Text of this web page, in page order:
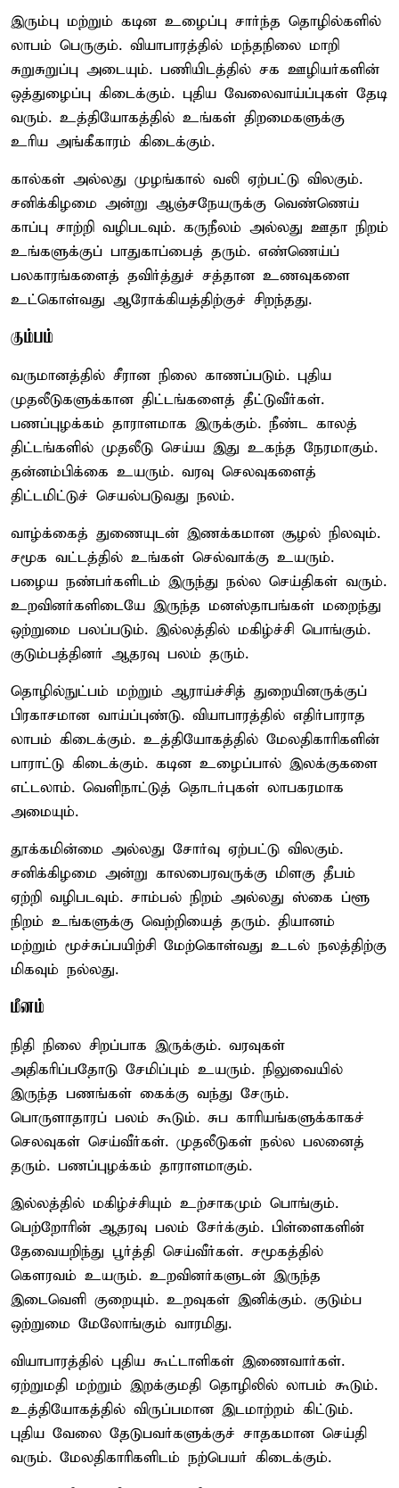
இரும்பு மற்றும் கடின உழைப்பு சார்ந்த தொழில்களில்
லாபம் பெருகும். வியாபாரத்தில் மந்தநிலை மாறி
சுறுசுறுப்பு அடையும். பணியிடத்தில் சக ஊழியர்களின்
ஒத்துழைப்பு கிடைக்கும். புதிய வேலைவாய்ப்புகள் தேடி
வரும். உத்தியோகத்தில் உங்கள் திறமைகளுக்கு
உரிய அங்கீகாரம் கிடைக்கும்.
கால்கள் அல்லது முழங்கால் வலி ஏற்பட்டு விலகும்.
சனிக்கிழமை அன்று ஆஞ்சநேயருக்கு வெண்ணெய்
காப்பு சாற்றி வழிபடவும். கருநீலம் அல்லது ஊதா நிறம்
உங்களுக்குப் பாதுகாப்பைத் தரும். எண்ணெய்ப்
பலகாரங்களைத் தவிர்த்துச் சத்தான உணவுகளை
உட்கொள்வது ஆரோக்கியத்திற்குச் சிறந்தது.
கும்பம்
வருமானத்தில் சீரான நிலை காணப்படும். புதிய
முதலீடுகளுக்கான திட்டங்களைத் தீட்டுவீர்கள்.
பணப்புழக்கம் தாராளமாக இருக்கும். நீண்ட காலத்
திட்டங்களில் முதலீடு செய்ய இது உகந்த நேரமாகும்.
தன்னம்பிக்கை உயரும். வரவு செலவுகளைத்
திட்டமிட்டுச் செயல்படுவது நலம்.
வாழ்க்கைத் துணையுடன் இணக்கமான சூழல் நிலவும்.
சமூக வட்டத்தில் உங்கள் செல்வாக்கு உயரும்.
பழைய நண்பர்களிடம் இருந்து நல்ல செய்திகள் வரும்.
உறவினர்களிடையே இருந்த மனஸ்தாபங்கள் மறைந்து
ஒற்றுமை பலப்படும். இல்லத்தில் மகிழ்ச்சி பொங்கும்.
குடும்பத்தினர் ஆதரவு பலம் தரும்.
தொழில்நுட்பம் மற்றும் ஆராய்ச்சித் துறையினருக்குப்
பிரகாசமான வாய்ப்புண்டு. வியாபாரத்தில் எதிர்பாராத
லாபம் கிடைக்கும். உத்தியோகத்தில் மேலதிகாரிகளின்
பாராட்டு கிடைக்கும். கடின உழைப்பால் இலக்குகளை
எட்டலாம். வெளிநாட்டுத் தொடர்புகள் லாபகரமாக
அமையும்.
தூக்கமின்மை அல்லது சோர்வு ஏற்பட்டு விலகும்.
சனிக்கிழமை அன்று காலபைரவருக்கு மிளகு தீபம்
ஏற்றி வழிபடவும். சாம்பல் நிறம் அல்லது ஸ்கை ப்ளூ
நிறம் உங்களுக்கு வெற்றியைத் தரும். தியானம்
மற்றும் மூச்சுப்பயிற்சி மேற்கொள்வது உடல் நலத்திற்கு
மிகவும் நல்லது.
மீனம்
நிதி நிலை சிறப்பாக இருக்கும். வரவுகள்
அதிகரிப்பதோடு சேமிப்பும் உயரும். நிலுவையில்
இருந்த பணங்கள் கைக்கு வந்து சேரும்.
பொருளாதாரப் பலம் கூடும். சுப காரியங்களுக்காகச்
செலவுகள் செய்வீர்கள். முதலீடுகள் நல்ல பலனைத்
தரும். பணப்புழக்கம் தாராளமாகும்.
இல்லத்தில் மகிழ்ச்சியும் உற்சாகமும் பொங்கும்.
பெற்றோரின் ஆதரவு பலம் சேர்க்கும். பிள்ளைகளின்
தேவையறிந்து பூர்த்தி செய்வீர்கள். சமூகத்தில்
கௌரவம் உயரும். உறவினர்களுடன் இருந்த
இடைவெளி குறையும். உறவுகள் இனிக்கும். குடும்ப
ஒற்றுமை மேலோங்கும் வாரமிது.
வியாபாரத்தில் புதிய கூட்டாளிகள் இணைவார்கள்.
ஏற்றுமதி மற்றும் இறக்குமதி தொழிலில் லாபம் கூடும்.
உத்தியோகத்தில் விருப்பமான இடமாற்றம் கிட்டும்.
புதிய வேலை தேடுபவர்களுக்குச் சாதகமான செய்தி
வரும். மேலதிகாரிகளிடம் நற்பெயர் கிடைக்கும்.